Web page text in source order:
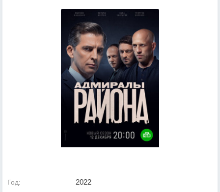
Год: 2022